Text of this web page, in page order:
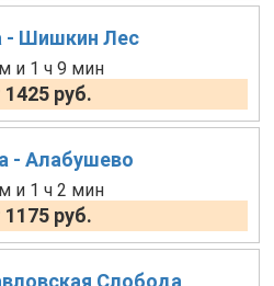
- Шишкин Лес
и 1 ч 9 мин
1425 руб.
- Алабушево
и 1 ч 2 мин
1175 руб.
Слобода